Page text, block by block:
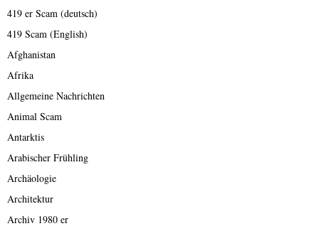
419 er Scam (deutsch)
419 Scam (English)
Afghanistan
Afrika
Allgemeine Nachrichten
Animal Scam
Antarktis
Arabischer Frühling
Archäologie
Architektur
Archiv 1980 er